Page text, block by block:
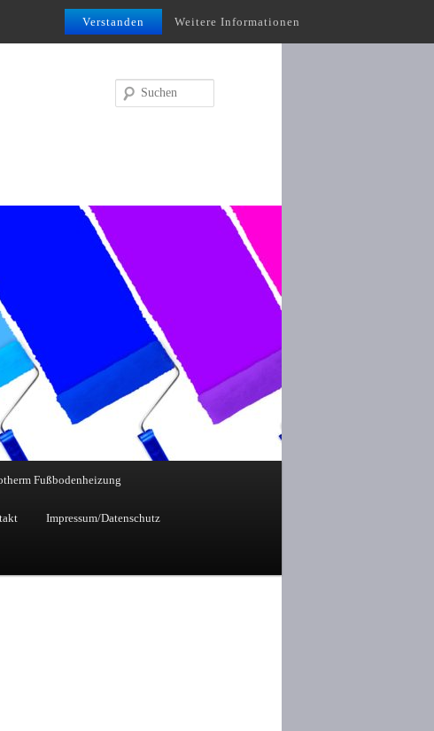
Verstanden Weitere Informationen
Fußbodenheizung
Impressum/Datenschutz